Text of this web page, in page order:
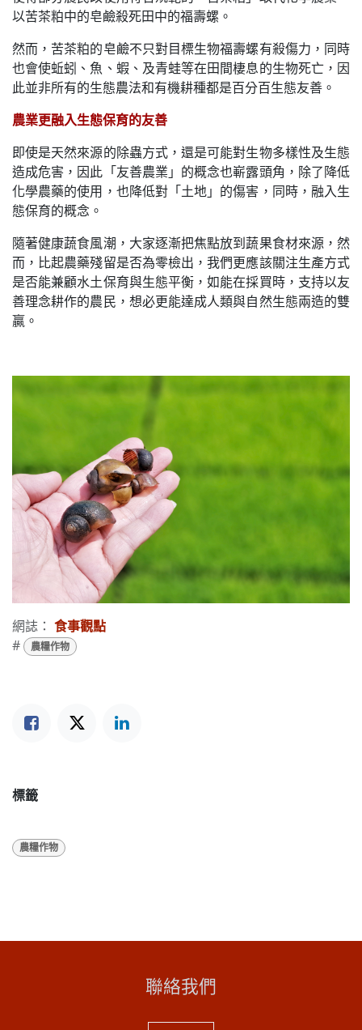
以苦茶粕中的皂鹼殺死田中的福壽螺。
然而，苦茶粕的皂鹼不只對目標生物福壽螺有殺傷力，同時
也會使蚯蚓、魚、蝦、及青蛙等在田間棲息的生物死亡，因
此並非所有的生態農法和有機耕種都是百分百生態友善。
農業更融入生態保育的友善
即使是天然來源的除蟲方式，還是可能對生物多樣性及生態
造成危害，因此「友善農業」的概念也嶄露頭角，除了降低
化學農藥的使用，也降低對「土地」的傷害，同時，融入生
態保育的概念。
隨著健康蔬食風潮，大家逐漸把焦點放到蔬果食材來源，然
而，比起農藥殘留是否為零檢出，我們更應該關注生產方式
是否能兼顧水土保育與生態平衡，如能在採買時，支持以友
善理念耕作的農民，想必更能達成人類與自然生態兩造的雙
贏。
網誌： 食事觀點
#
農糧作物
標籤
農糧作物
聯絡我們